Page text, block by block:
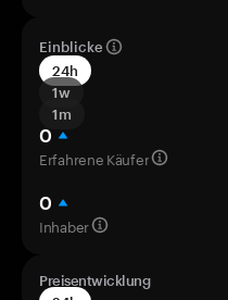
Einblicke
24h
1w
1m
0
Erfahrene Käufer
0
Inhaber
Preisentwicklung